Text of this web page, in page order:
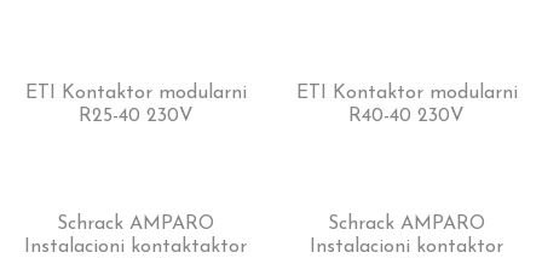
ETI Kontaktor modularni
R25-40 230V
ETI Kontaktor modularni
R40-40 230V
Schrack AMPARO
Instalacioni kontaktaktor
Schrack AMPARO
Instalacioni kontaktor